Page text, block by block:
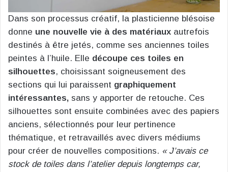
Dans son processus créatif, la plasticienne blésoise
donne une nouvelle vie à des matériaux autrefois
destinés à être jetés, comme ses anciennes toiles
peintes à l’huile. Elle découpe ces toiles en
silhouettes, choisissant soigneusement des
sections qui lui paraissent graphiquement
intéressantes, sans y apporter de retouche. Ces
silhouettes sont ensuite combinées avec des papiers
anciens, sélectionnés pour leur pertinence
thématique, et retravaillés avec divers médiums
pour créer de nouvelles compositions. « J’avais ce
stock de toiles dans l’atelier depuis longtemps car,